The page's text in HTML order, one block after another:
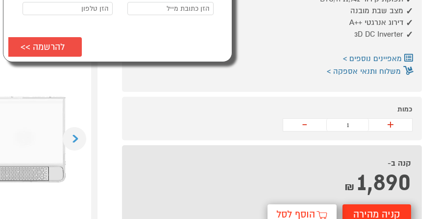
מצב שבת מובנה
דירוג אנרגטי ++A
3D DC Inverter
מאפיינים נוספים
משלוח ותנאי אספקה
כמות
+
-
קנה ב-
1,890
₪
קניה מהירה הוסף לסל